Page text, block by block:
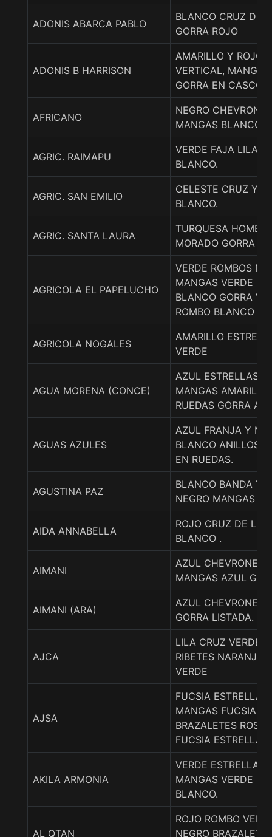
ADONIS ABARCA PABLO
BLANCO CRUZ DE
GORRA ROJO
ADONIS B HARRISON
AMARILLO Y ROJO
VERTICAL,
GORRA EN CASCOS.
AFRICANO
NEGRO
MANGAS BLANCO
AGRIC. RAIMAPU
VERDE FAJA LILA,
BLANCO.
AGRIC. SAN EMILIO
CELESTE CRUZ Y
BLANCO.
AGRIC. SANTA LAURA
TURQUESA
MORADO GORRA
AGRICOLA EL PAPELUCHO
VERDE ROMBOS
MANGAS VERDE
BLANCO GORRA
ROMBO BLANCO
AGRICOLA NOGALES
AMARILLO
VERDE
AGUA MORENA (CONCE)
AZUL ESTRELLAS
MANGAS
RUEDAS GORRA
AGUAS AZULES
AZUL FRANJA Y
BLANCO ANILLOS
EN RUEDAS.
AGUSTINA PAZ
BLANCO BANDA Y
NEGRO MANGAS
AIDA ANNABELLA
ROJO CRUZ DE
BLANCO .
AIMANI
AZUL CHEVRONES
MANGAS AZUL
AIMANI (ARA)
AZUL CHEVRONES
GORRA LISTADA.
AJCA
LILA CRUZ VERDE
RIBETES NARANJA
VERDE
AJSA
FUCSIA ESTRELLA
MANGAS FUCSIA
BRAZALETES
FUCSIA ESTRELLAS
AKILA ARMONIA
VERDE ESTRELLA
MANGAS VERDE
BLANCO.
AL QTAN
ROJO ROMBO
NEGRO